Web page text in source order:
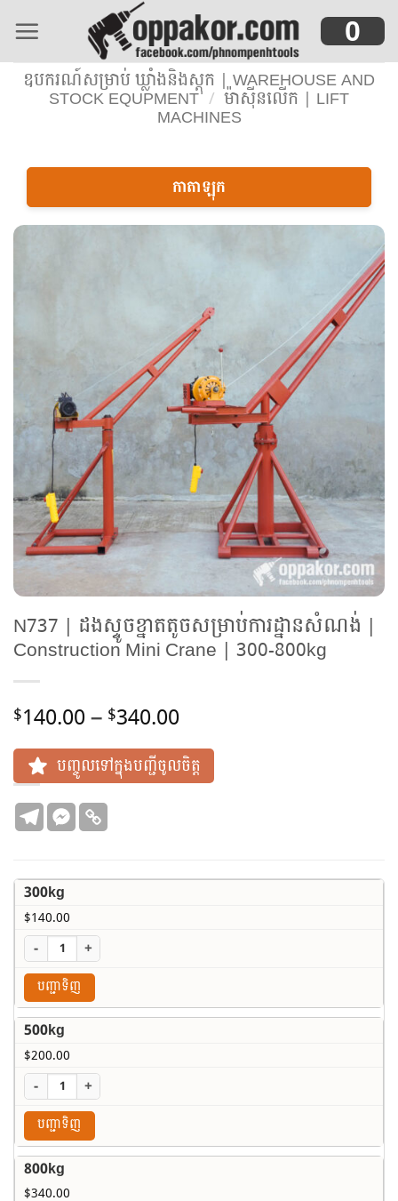
0
ឧបករណ៍សម្រាប់ ឃ្លាំងនិងស្តុក | WAREHOUSE AND
STOCK EQUPMENT / ម៉ាស៊ីនលើក | LIFT
MACHINES
កាតាឡុក
N737 | ដងស្ទូចខ្នាតតូចសម្រាប់ការដ្នានសំណង់ |
Construction Mini Crane | 300-800kg
$140.00– $340.00
range:
$140.00
through
បញ្ចូលទៅក្នុងបញ្ជីចូលចិត្ត
300kg
$140.00
- +
បញ្ជាទិញ
500kg
$200.00
- +
បញ្ជាទិញ
800kg
$340.00